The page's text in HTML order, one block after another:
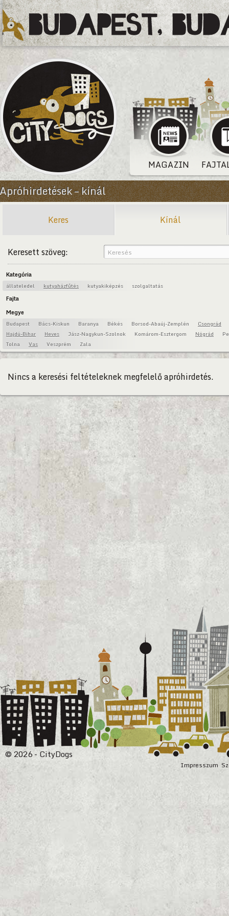
MAGAZIN
Apróhirdetések – kínál
Keres Kínál
Keresett szöveg:
Kategória
állateledel kutyaházfűtés kutyakiképzés szolgaltatás
Fajta
Megye
Budapest Bács-Kiskun Baranya Békés Borsod-Abaúj-Zemplén
Csongrád
Hajdú-Bihar
Heves Jász-Nagykun-Szolnok Komárom-Esztergom Nógrád
Tolna
Vas Veszprém Zala
Nincs a keresési feltételeknek megfelelő apróhirdetés.
Impresszum
© 2026 - CityDogs